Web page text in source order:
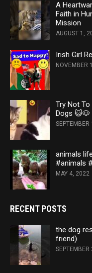
A
Faith in
Mission
AUGUST 1,
Irish Girl
NOVEMBER
Try Not
Dogs 😺🐶
animals
#animals
MAY 4, 2022
RECENT POSTS
the dog
friend)
SEPTEMBER